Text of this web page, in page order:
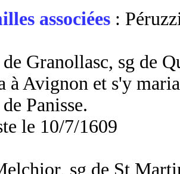
associées :
de Granollasc, sg de
à Avignon et s'y
Panisse.
le 10/7/1609
sg de St